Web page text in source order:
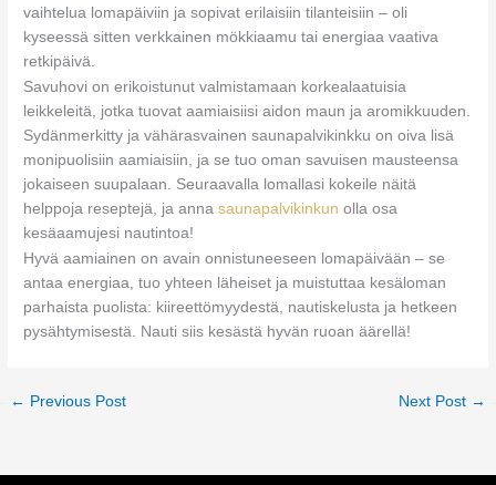
vaihtelua lomapäiviin ja sopivat erilaisiin tilanteisiin – oli
kyseessä sitten verkkainen mökkiaamu tai energiaa vaativa
retkipäivä.
Savuhovi on erikoistunut valmistamaan korkealaatuisia
leikkeleitä, jotka tuovat aamiaisiisi aidon maun ja aromikkuuden.
Sydänmerkitty ja vähärasvainen saunapalvikinkku on oiva lisä
monipuolisiin aamiaisiin, ja se tuo oman savuisen mausteensa
jokaiseen suupalaan. Seuraavalla lomallasi kokeile näitä
helppoja reseptejä, ja annasaunapalvikinkun olla osa
kesäaamujesi nautintoa!
Hyvä aamiainen on avain onnistuneeseen lomapäivään – se
antaa energiaa, tuo yhteen läheiset ja muistuttaa kesäloman
parhaista puolista: kiireettömyydestä, nautiskelusta ja hetkeen
pysähtymisestä. Nauti siis kesästä hyvän ruoan äärellä!
← Previous Post Next Post →